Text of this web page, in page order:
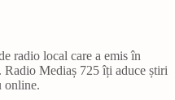
radio local care a emis în
Mediaș 725 îți aduce știri
online.